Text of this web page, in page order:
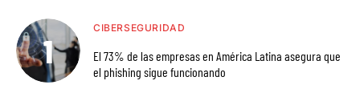
CIBERSEGURIDAD
El 73% de las empresas en América Latina asegura que
el phishing sigue funcionando